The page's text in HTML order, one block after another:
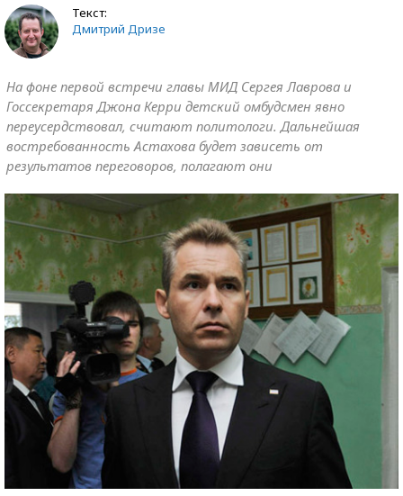
Текст:
Дмитрий Дризе
На фоне первой встречи главы МИД Сергея Лаврова и
Госсекретаря Джона Керри детский омбудсмен явно
переусердствовал, считают политологи. Дальнейшая
востребованность Астахова будет зависеть от
результатов переговоров, полагают они